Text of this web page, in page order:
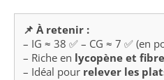
📌 À retenir :
– IG ≈ 38 ✅ – CG ≈ 7 ✅ (en
– Riche en lycopène et
– Idéal pour relever les